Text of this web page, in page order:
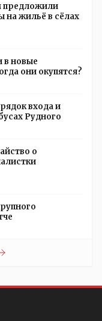
предложили
на жильё в сёлах
в новые
они окупятся?
входа и
Рудного
о